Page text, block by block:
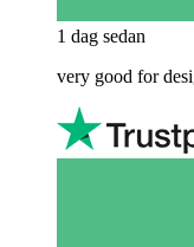
1 dag sedan
very good for